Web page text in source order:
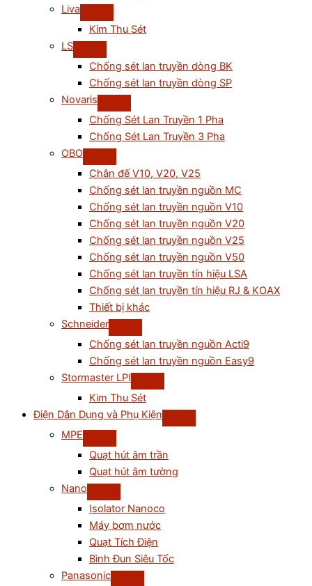
Liva
Kim Thu Sét
LS
Chống sét lan truyền dòng BK
Chống sét lan truyền dòng SP
Novaris
Chống Sét Lan Truyền 1 Pha
Chống Sét Lan Truyền 3 Pha
OBO
Chân đế V10, V20, V25
Chống sét lan truyền nguồn MC
Chống sét lan truyền nguồn V10
Chống sét lan truyền nguồn V20
Chống sét lan truyền nguồn V25
Chống sét lan truyền nguồn V50
Chống sét lan truyền tín hiệu LSA
Chống sét lan truyền tín hiệu RJ & KOAX
Thiết bị khác
Schneider
Chống sét lan truyền nguồn Acti9
Chống sét lan truyền nguồn Easy9
Stormaster LPI
Kim Thu Sét
Điện Dân Dụng và Phụ Kiện
MPE
Quạt hút âm trần
Quạt hút âm tường
Nano
Isolator Nanoco
Máy bơm nước
Quạt Tích Điện
Bình Đun Siêu Tốc
Panasonic